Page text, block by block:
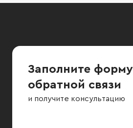
Заполните форму
обратной связи
и получите консультацию